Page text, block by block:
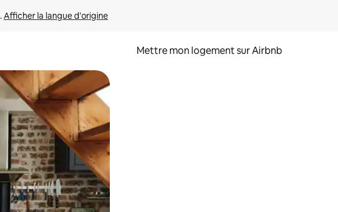
Afficher la langue d'origine
Mettre mon logement sur Airbnb